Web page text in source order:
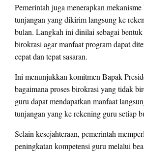
Pemerintah juga menerapkan
tunjangan yang dikirim langsung ke
bulan. Langkah ini dinilai sebagai bentuk
birokrasi agar manfaat program dapat
cepat dan tepat sasaran.
Ini menunjukkan komitmen Bapak
bagaimana proses birokrasi yang tidak
guru dapat mendapatkan manfaat
tunjangan yang ke rekening guru setiap
Selain kesejahteraan, pemerintah
peningkatan kompetensi guru melalui